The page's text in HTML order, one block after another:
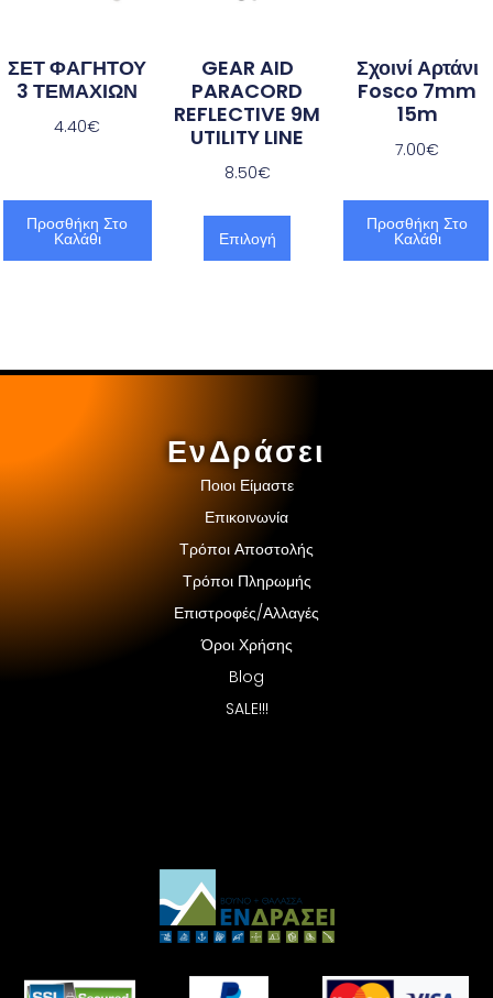
ΣΕΤ ΦΑΓΗΤΟΥ
3 ΤΕΜΑΧΙΩΝ
4.40€
Προσθήκη Στο
Καλάθι
GEAR AID
PARACORD
REFLECTIVE 9M
UTILITY LINE
8.50€
Επιλογή
Σχοινί Αρτάνι
Fosco 7mm
15m
7.00€
Προσθήκη Στο
Καλάθι
ΕνΔράσει
Ποιοι Είμαστε
Επικοινωνία
Τρόποι Αποστολής
Τρόποι Πληρωμής
Επιστροφές/Αλλαγές
Όροι Χρήσης
Blog
SALE!!!